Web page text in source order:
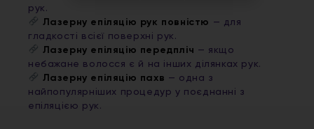
рук.
Лазерну епіляцію рук повністю — для
гладкості всієї поверхні рук.
Лазерну епіляцію передпліч — якщо
небажане волосся є й на інших ділянках рук.
Лазерну епіляцію пахв — одна з
найпопулярніших процедур у поєднанні з
епіляцією рук.